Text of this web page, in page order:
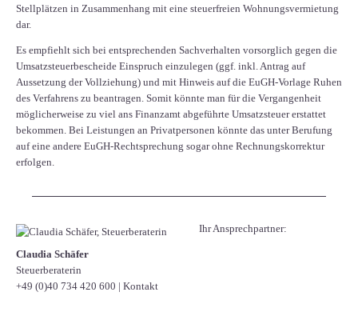
Stellplätzen in Zusammenhang mit eine steuerfreien Wohnungsvermietung
dar.
Es empfiehlt sich bei entsprechenden Sachverhalten vorsorglich gegen die
Umsatzsteuerbescheide Einspruch einzulegen (ggf. inkl. Antrag auf
Aussetzung der Vollziehung) und mit Hinweis auf die EuGH-Vorlage Ruhen
des Verfahrens zu beantragen. Somit könnte man für die Vergangenheit
möglicherweise zu viel ans Finanzamt abgeführte Umsatzsteuer erstattet
bekommen. Bei Leistungen an Privatpersonen könnte das unter Berufung
auf eine andere EuGH-Rechtsprechung sogar ohne Rechnungskorrektur
erfolgen.
Ihr Ansprechpartner:
Claudia Schäfer
Steuerberaterin
+49 (0)40 734 420 600 | Kontakt